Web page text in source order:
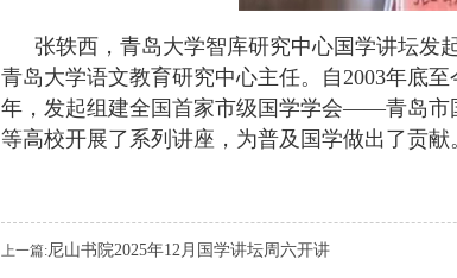
张轶西，青岛大学智库研究中心国学讲坛发
青岛大学语文教育研究中心主任。自2003年底
年，发起组建全国首家市级国学学会——青岛市
等高校开展了系列讲座，为普及国学做出了贡献
上一篇:尼山书院2025年12月国学讲坛周六开讲